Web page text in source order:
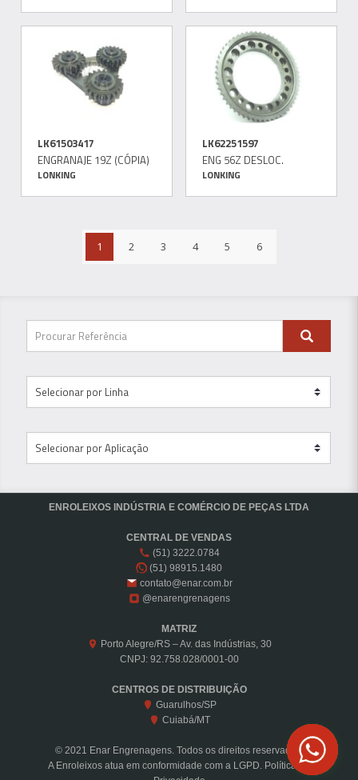
LK61503417
ENGRANAJE 19Z (CÓPIA)
LONKING
LK62251597
ENG 56Z DESLOC.
LONKING
1 2 3 4 5 6
ENROLEIXOS INDÚSTRIA E COMÉRCIO DE PEÇAS LTDA
CENTRAL DE VENDAS
(51) 3222.0784
(51) 98915.1480
contato@enar.com.br
@enarengrenagens
MATRIZ
Porto Alegre/RS – Av. das Indústrias, 30
CNPJ: 92.758.028/0001-00
CENTROS DE DISTRIBUIÇÃO
Guarulhos/SP
Cuiabá/MT
© 2021 Enar Engrenagens. Todos os direitos reservados.
A Enroleixos atua em conformidade com a LGPD. Política de